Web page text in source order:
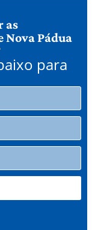
as
Nova Pádua
para